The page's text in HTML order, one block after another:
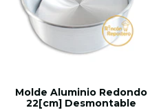
Molde Aluminio Redondo
22[cm] Desmontable